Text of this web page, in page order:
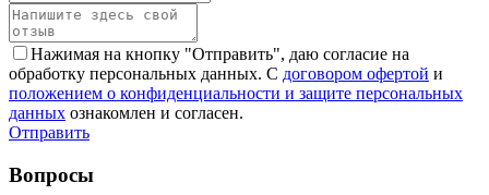
Нажимая на кнопку "Отправить", даю согласие на
обработку персональных данных. С договором офертой и
положением о конфиденциальности и защите персональных
данных ознакомлен и согласен.
Отправить
Вопросы